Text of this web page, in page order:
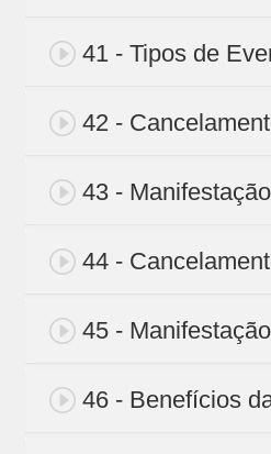
41 - Tipos de
42 -
43 -
44 -
45 -
46 - Benefícios